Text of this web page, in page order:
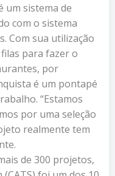
um sistema de
com o sistema
Com sua utilização
para fazer o
por
é um pontapé
“Estamos
por uma seleção
realmente tem
de 300 projetos,